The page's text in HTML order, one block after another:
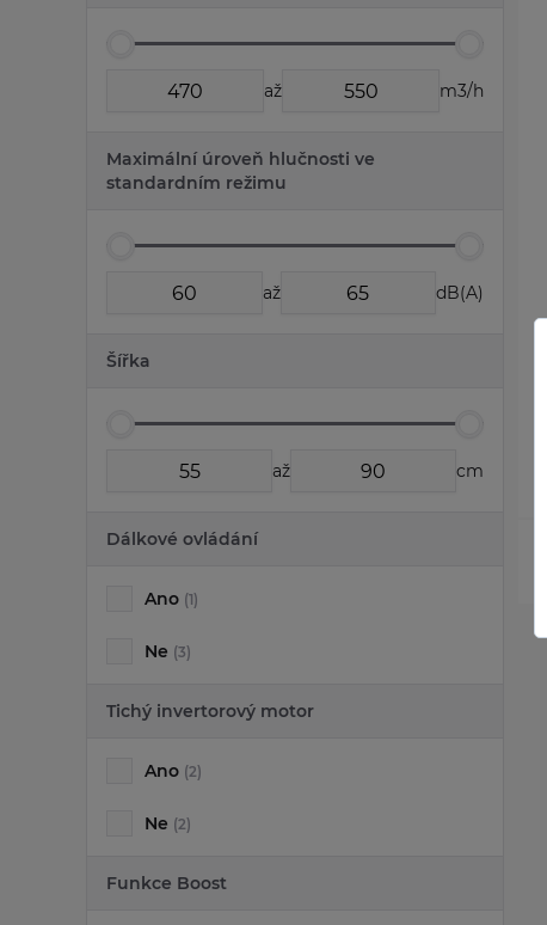
až m3/h
Maximální úroveň hlučnosti ve
standardním režimu
až dB(A)
Šířka
až cm
Dálkové ovládání
Ano (1)
Ne (3)
Tichý invertorový motor
Ano (2)
Ne (2)
Funkce Boost